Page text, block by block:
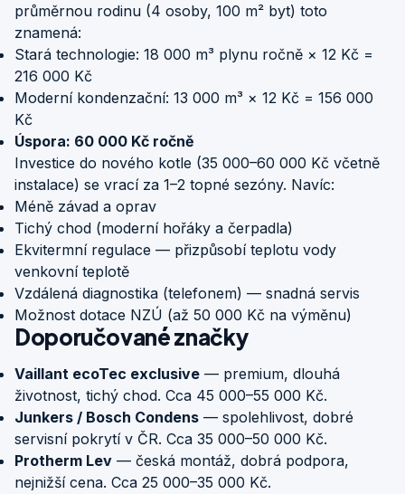
průměrnou rodinu (4 osoby, 100 m² byt) toto
znamená:
Stará technologie: 18 000 m³ plynu ročně × 12 Kč =
216 000 Kč
Moderní kondenzační: 13 000 m³ × 12 Kč = 156 000
Kč
Úspora: 60 000 Kč ročně
Investice do nového kotle (35 000–60 000 Kč včetně
instalace) se vrací za 1–2 topné sezóny. Navíc:
Méně závad a oprav
Tichý chod (moderní hořáky a čerpadla)
Ekvitermní regulace — přizpůsobí teplotu vody
venkovní teplotě
Vzdálená diagnostika (telefonem) — snadná servis
Možnost dotace NZÚ (až 50 000 Kč na výměnu)
Doporučované značky
Vaillant ecoTec exclusive — premium, dlouhá
životnost, tichý chod. Cca 45 000–55 000 Kč.
Junkers / Bosch Condens — spolehlivost, dobré
servisní pokrytí v ČR. Cca 35 000–50 000 Kč.
Protherm Lev — česká montáž, dobrá podpora,
nejnižší cena. Cca 25 000–35 000 Kč.